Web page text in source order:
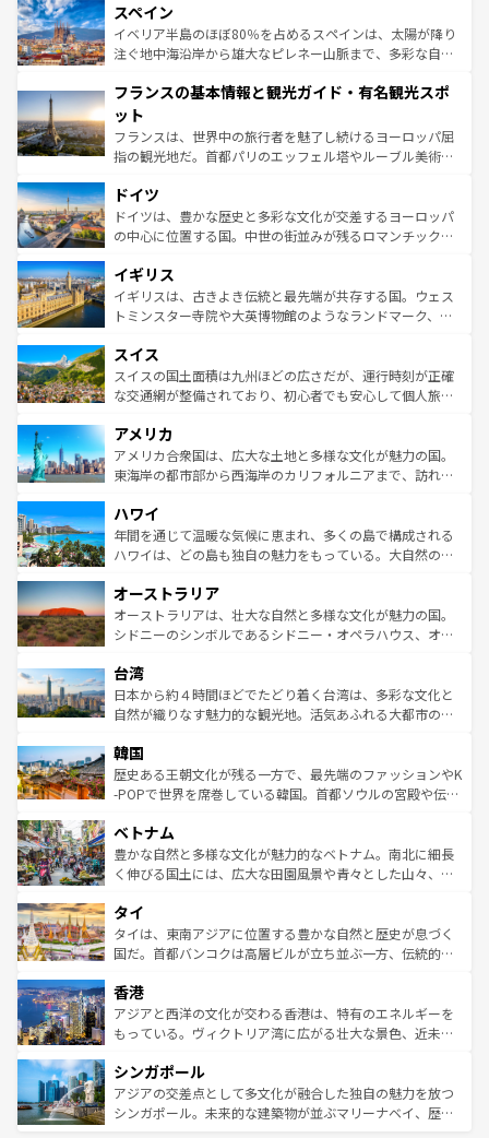
ろん、トスカーナの美しい田園風景やアマルフィ海岸の絶
景など、自然景観も見逃せない。観光の合間には、本場の
ピザやパスタなど、絶品のイタリア料理を堪能することも
ませてくれるイタリアで、忘れられない旅をしてみよう！
なお、新着のイタリア情報は
しい。
スペイン
イベリア半島のほぼ80％を占めるスペインは、太陽が降り
注ぐ地中海沿岸から雄大なピレネー山脈まで、多彩な自然
文化が根付くこの国では、情熱的なフラメンコ、熱気あふ
れる闘牛、そして美味しいタパスが生活の一部となってい
る。首都マドリードの洗練された雰囲気や、バルセロナの
アートに溢れた街角から、地方では古代ローマ遺跡や中世
せる。地方によって風土や気候が異なるスペインはその個
性で訪れる人を魅了する。 なお、新着のスペイン情報は コ
ンテンツ一覧を参照してほしい。
フランスの基本情報と観光ガイド・有名観光スポ
ット
フランスは、世界中の旅行者を魅了し続けるヨーロッパ屈
指の観光地だ。首都パリのエッフェル塔やルーブル美術館
で、幅広い魅力が詰まっている。華麗な宮殿、歴史的な大
聖堂、美しいビーチ、そして豊かな自然が、訪れる者を心
から魅了する。また、フランスは美食の国としても知ら
いる。シャンパンの発祥地であるランス、プロヴァンスの
香り高いラベンダー畑など、多彩な楽しみ方が可能だ。さ
らに、パリ以外の地域にも魅力が溢れており、どの街角に
れる地方に足を運ぶとそれぞれで全く異なる文化を体験で
きるだろう。 なお、新着のフランス情報はコンテンツ一覧
を参照してほしい。
ドイツ
ドイツは、豊かな歴史と多彩な文化が交差するヨーロッパ
の中心に位置する国。中世の街並みが残るロマンチック街
顔を持つこの国は、どこを歩いても飽きることがない。ベ
ルリンの文化的活気、バイエルン州のアルプスの絶景、そ
してライン川沿いのワイン畑といった風景は必見。ビール
は、お酒好きな人にはぜひ体験してほしい。 なお、新着の
ドイツ情報はコンテンツ一覧を参照してほしい。
イギリス
イギリスは、古きよき伝統と最先端が共存する国。ウェス
トミンスター寺院や大英博物館のようなランドマーク、歴
リアごとに異なる魅力がある。また、優雅なアフタヌーン
ティー、ビール好きにはたまらない英国パブ、サッカー観
戦など、本場だからこそできる体験も豊富。イギリスを旅
ンツ一覧を参照してほしい。
スイス
スイスの国土面積は九州ほどの広さだが、運行時刻が正確
な交通網が整備されており、初心者でも安心して個人旅行
の建物がそのまま残る町や、スイスならではのユニークな
博物館もあり、アルプス観光だけでなく町歩きも満喫する
ことができる。国民の所得が高いため物価も高いが、旅行
ば市内交通費無料で観光を楽しむこともできる。 なお、新
着のスイス情報はコンテンツ一覧 を参照してほしい。
アメリカ
アメリカ合衆国は、広大な土地と多様な文化が魅力の国。
東海岸の都市部から西海岸のカリフォルニアまで、訪れる
のような巨大都市は、観光、ショッピング、エンターテイ
ンメントが詰まった刺激的なスポットだ。一方、アメリカ
西部には大自然が広がり、グランドキャニオンやイエロー
部のニューオーリンズでは、音楽と美食が融合した独特の
文化が魅力。旅行者はアメリカの各地域で異なる魅力を楽
しみながら、その多様性と豊かな歴史を感じることができ
ならではの贅沢な旅のスタイルだ。 なお、新着のアメリカ
情報はコンテンツ一覧を参照してほしい。
ハワイ
年間を通じて温暖な気候に恵まれ、多くの島で構成される
ハワイは、どの島も独自の魅力をもっている。大自然の神
ワイ島は見逃せない。また、定番の観光地といえばオアフ
島だが、静かな自然を求めるならマウイ島やカウアイ島が
おすすめ。エメラルドグリーンに輝く海をはじめ、豊かな
れるおもてなしの心で訪れる人々を迎えてくれるハワイの
人々、おいしいローカルフードやハワイアンミュージッ
ク、伝統的なフラダンスなど、すべてがハワイの魅力を彩
ワイを、存分に味わってほしい。 なお、新着のハワイ情報
はコンテンツ一覧を参照してほしい。
オーストラリア
オーストラリアは、壮大な自然と多様な文化が魅力の国。
シドニーのシンボルであるシドニー・オペラハウス、オー
リアリーフや大陸中央部にそびえるウルル（エアーズロッ
ク）、タスマニアの美しい原生林やケアンズの熱帯雨林な
ど、見どころがたくさん。また、カフェやワイン、オージ
いる。アクティビティも充実しており、サーフィンやダイ
ビング、ハイキングなど、アウトドア好きにはたまらな
い。オーストラリアの多彩な魅力を存分に味わいつくそ
参照してほしい。
台湾
日本から約４時間ほどでたどり着く台湾は、多彩な文化と
自然が織りなす魅力的な観光地。活気あふれる大都市の台
ン）、静ひつな山岳地帯である台湾東部など、都市の喧騒
と山間の静けさが共存しており、訪れる人に新しい発見と
驚きをもたらしてくれる。また、奥深い台湾の食文化も魅
容にもいいと評判のスイーツなど、バラエティ豊かな料理
が味わえる。 なお、新着の台湾情報は コンテンツ一覧を参
照してほしい。
韓国
歴史ある王朝文化が残る一方で、最先端のファッションやK
-POPで世界を席巻している韓国。首都ソウルの宮殿や伝統
き、地方に足を延ばせば四季折々の自然美を楽しむことが
できる。そして、キムチや焼肉、絶品のストリートフード
まで、さまざまな韓国料理が待っている。夜には、韓国な
リティに包まれながら、韓国の多彩な魅力を心ゆくまで味
わってみてほしい。 なお、新着の韓国情報はコンテンツ一
覧を参照してほしい。
ベトナム
豊かな自然と多様な文化が魅力的なベトナム。南北に細長
く伸びる国土には、広大な田園風景や青々とした山々、世
急速な発展と共に伝統が息づく。ハノイの古い町並みやホ
ーチミン市のフランス統治時代の建物も、独特の雰囲気を
醸し出している。また、バラエティの豊かさとおいしさで
とつ。フォーやバインミー、ベトナムコーヒーなどは、ぜ
ひ現地で味わいたい。どの地域を訪れてもあたたかい人々
が旅行者を迎えてくれるので、きっと忘れられない旅にな
参照してほしい。
タイ
タイは、東南アジアに位置する豊かな自然と歴史が息づく
国だ。首都バンコクは高層ビルが立ち並ぶ一方、伝統的な
の活気が交差している。北部ではチェンマイなどの山岳地
帯で自然と触れ合い、南部ではプーケットやクラビの美し
いビーチでリゾート気分を楽しむことができる。タイ料理
激する。気候は一年中温暖で、どの季節にも異なる楽しみ
が待っている。親しみやすいタイの人々、仏教を中心とし
た文化、そして多様な観光資源が、訪れる旅人を魅了し続
香港
アジアと西洋の文化が交わる香港は、特有のエネルギーを
もっている。ヴィクトリア湾に広がる壮大な景色、近未来
み、どこを訪れても感動するはず。観光スポットが密集し
ており、効率よく見どころを回れるのも魅力。息をのむよ
うな絶景から文化的な体験まで、香港を存分に楽しみ尽く
シンガポール
アジアの交差点として多文化が融合した独自の魅力を放つ
シンガポール。未来的な建築物が並ぶマリーナベイ、歴史